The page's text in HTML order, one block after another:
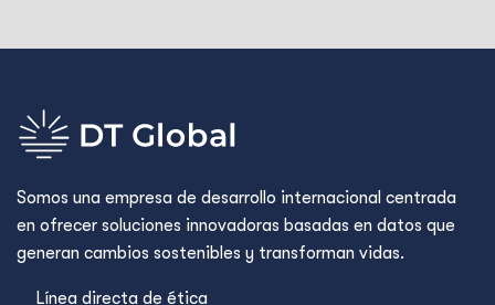
Somos una empresa de desarrollo internacional centrada
en ofrecer soluciones innovadoras basadas en datos que
generan cambios sostenibles y transforman vidas.
Línea directa de ética